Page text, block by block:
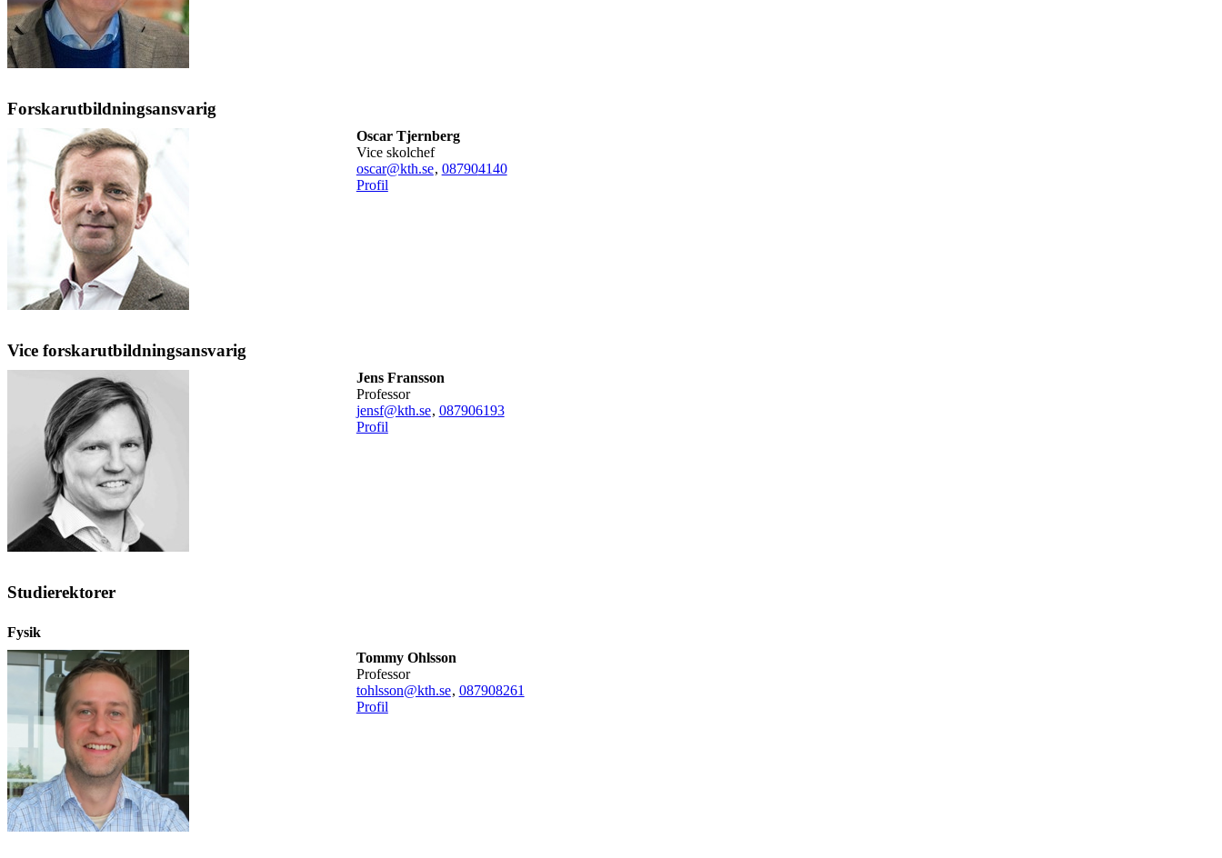
Forskarutbildningsansvarig
Oscar Tjernberg
vice skolchef
oscar@kth.se, 087904140
Profil
Vice forskarutbildningsansvarig
Jens Fransson
professor
jensf@kth.se, 087906193
Profil
Studierektorer
Fysik
Tommy Ohlsson
professor
tohlsson@kth.se, 087908261
Profil